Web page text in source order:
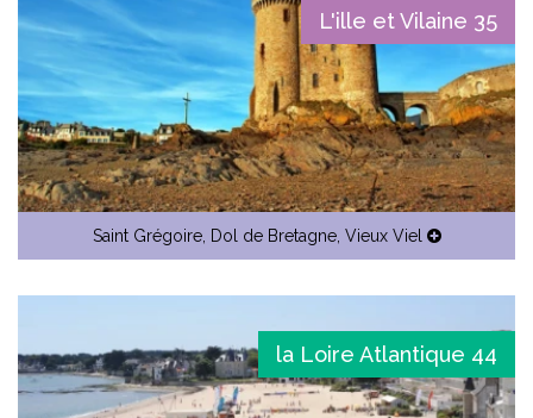
L'ille et Vilaine 35
Saint Grégoire, Dol de Bretagne, Vieux Viel
la Loire Atlantique 44